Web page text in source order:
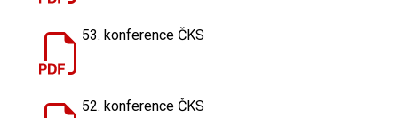
53. konference ČKS
52. konference ČKS